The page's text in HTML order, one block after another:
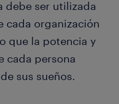
debe ser utilizada
cada organización
que la potencia y
cada persona
sus sueños.